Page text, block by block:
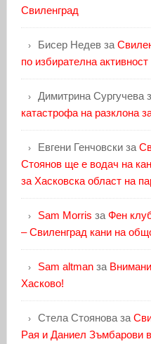
Свиленград
Бисер Недевза
по избирателна
Димитрина Сургучева
катастрофа на разклона
Евгени Генчовскиза
Стоянов ще е водач на
за Хасковска област на
Sam Morris за Фен
– Свиленград кани на
Sam altmanза
Хасково!
Стела Стояноваза
Рая и Даниел Зъмбарови